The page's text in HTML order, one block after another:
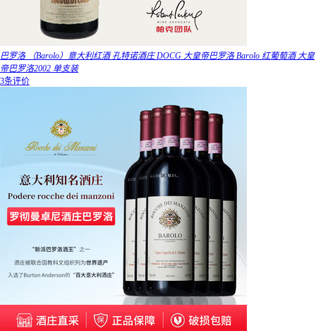
巴罗洛 （Barolo）意大利红酒 孔特诺酒庄 DOCG 大皇帝巴罗洛 Barolo 红葡萄酒 大皇
帝巴罗洛2002 单支装
3条评价